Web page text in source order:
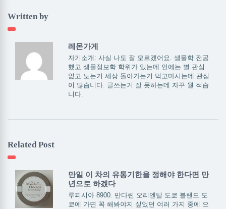
Written by
레몬가게
자기소개: 사실 나도 잘 모르겠어요. 생물학 전공
했고 생물정보학 학위가 있는데 인에는 별 관심
없고 노는거 세상 돌아가는거 먹고마시는데 관심
이 많습니다. 글쓰는거 잘 못하는데 자꾸 뭘 적습
니다.
Related Post
만일 이 차의 유통기한을 정해야 한다면 만
년으로 하겠다
루피시아 8900. 만다린 오리엔탈 도쿄 블랜드 도
쿄에 가면 꼭 해봐야지 싶었던 여러 가지 중에 으